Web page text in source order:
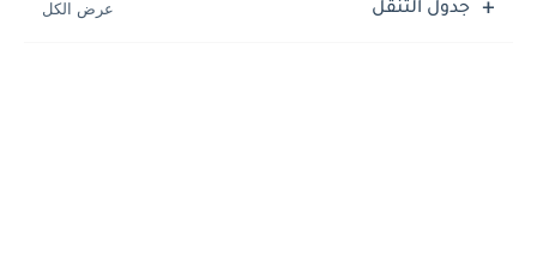
جدول التنقل